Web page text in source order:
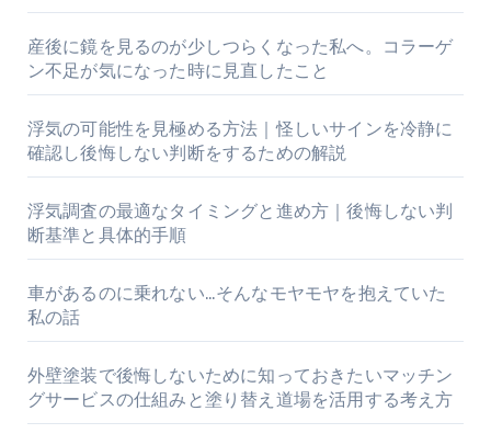
産後に鏡を見るのが少しつらくなった私へ。コラーゲ
ン不足が気になった時に見直したこと
浮気の可能性を見極める方法｜怪しいサインを冷静に
確認し後悔しない判断をするための解説
浮気調査の最適なタイミングと進め方｜後悔しない判
断基準と具体的手順
車があるのに乗れない…そんなモヤモヤを抱えていた
私の話
外壁塗装で後悔しないために知っておきたいマッチン
グサービスの仕組みと塗り替え道場を活用する考え方